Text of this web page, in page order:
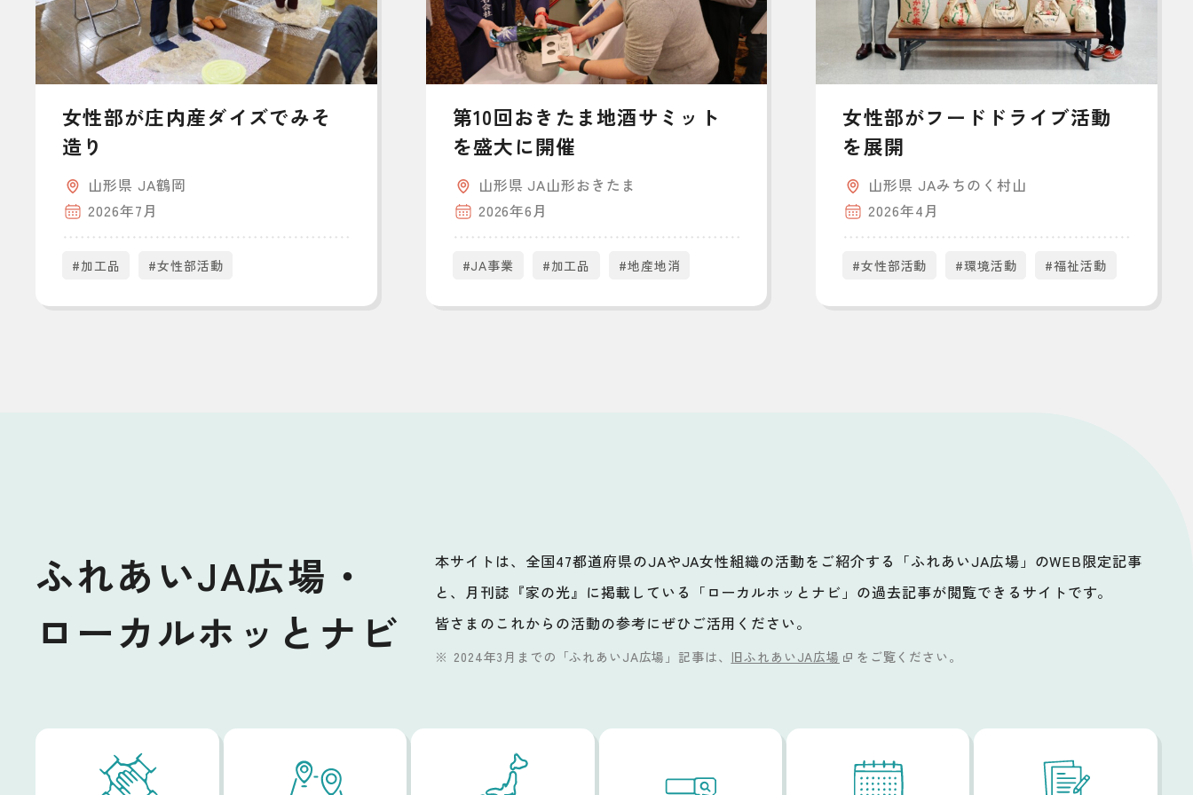
女性部が庄内産ダイズでみそ
造り
山形県 JA鶴岡
2026年7月
#加工品 #女性部活動
第10回おきたま地酒サミット
を盛大に開催
山形県 JA山形おきたま
2026年6月
#JA事業 #加工品 #地産地消
女性部がフードドライブ活動
を展開
山形県 JAみちのく村山
2026年4月
#女性部活動 #環境活動 #福祉活動
ふれあいJA広場・
ローカルホッとナビ
本サイトは、全国47都道府県のJAやJA女性組織の活動をご紹介する「ふれあいJA広場」のWEB限定記事
と、月刊誌『家の光』に掲載している「ローカルホッとナビ」の過去記事が閲覧できるサイトです。
皆さまのこれからの活動の参考にぜひご活用ください。
2024年3月までの「ふれあいJA広場」記事は、 旧ふれあいJA広場 をご覧ください。